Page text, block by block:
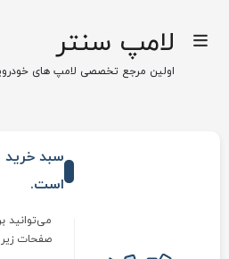
لامپ سنتر
اولین مرجع تخصصی لامپ های
سبد خرید
است.
می‌توانید
صفحات زیر